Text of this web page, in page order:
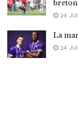
breton
24
La
24